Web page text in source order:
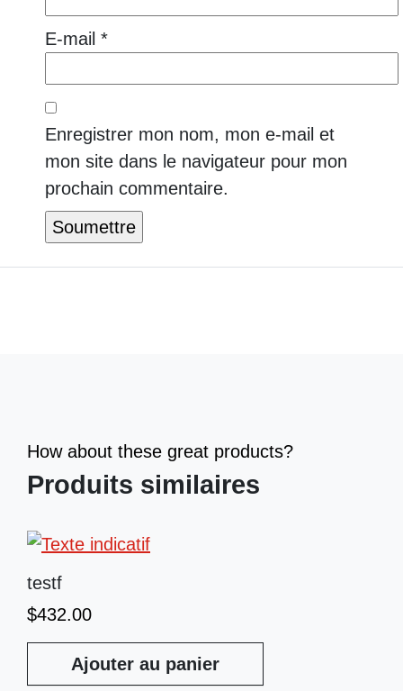
E-mail *
Enregistrer mon nom, mon e-mail et
mon site dans le navigateur pour mon
prochain commentaire.
How about these great products?
Produits similaires
testf
$432.00
Ajouter au panier